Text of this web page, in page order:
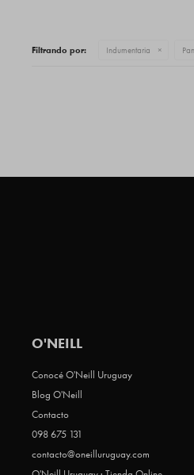
Filtrando por: Indumentaria
O'NEILL
Conocé O'Neill Uruguay
Blog O'Neill
Contacto
098 675 131
contacto@oneilluruguay.com